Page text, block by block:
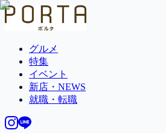
グルメ
特集
イベント
新店・NEWS
就職・転職